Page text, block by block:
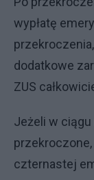
wypłatę
dodatkowe
ZUS
Jeżeli w ciągu
czternastej